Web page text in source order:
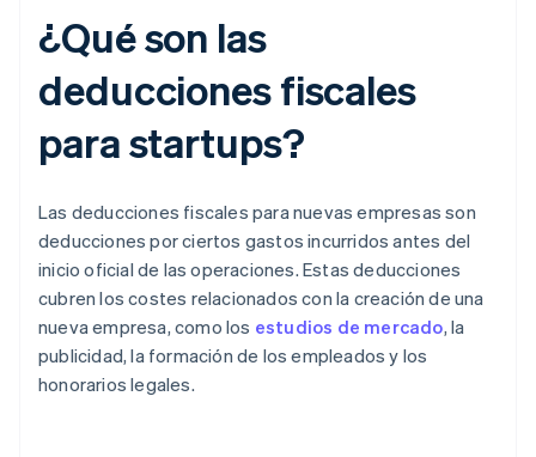
¿Qué son las
deducciones fiscales
para startups?
Las deducciones fiscales para nuevas empresas son
deducciones por ciertos gastos incurridos antes del
inicio oficial de las operaciones. Estas deducciones
cubren los costes relacionados con la creación de una
nueva empresa, como los estudios de mercado, la
publicidad, la formación de los empleados y los
honorarios legales.